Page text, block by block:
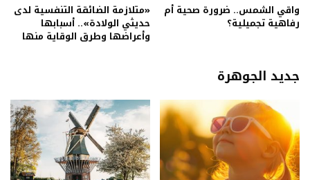
واقي الشمس.. ضرورة صحية أم
رفاهية تجميلية؟
«متلازمة الضائقة التنفسية لدى
حديثي الولادة».. أسبابها
وأعراضها وطرق الوقاية منها
جديد الجوهرة